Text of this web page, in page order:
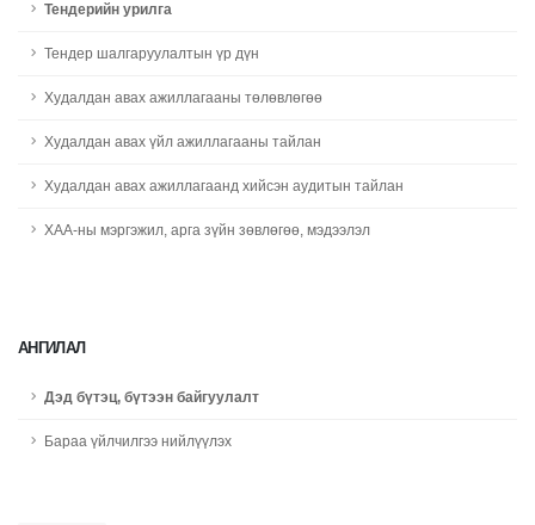
Тендерийн урилга
Тендер шалгаруулалтын үр дүн
Худалдан авах ажиллагааны төлөвлөгөө
Худалдан авах үйл ажиллагааны тайлан
Худалдан авах ажиллагаанд хийсэн аудитын тайлан
ХАА-ны мэргэжил, арга зүйн зөвлөгөө, мэдээлэл
АНГИЛАЛ
Дэд бүтэц, бүтээн байгуулалт
Бараа үйлчилгээ нийлүүлэх